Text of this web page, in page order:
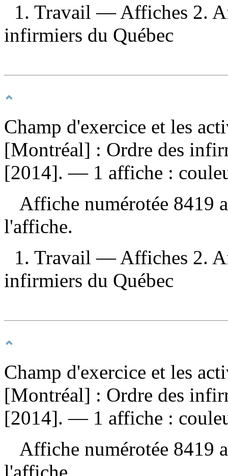
1. Travail — Affiches 2.
infirmiers du Québec
Champ d'exercice et les
[Montréal] : Ordre des
[2014]. — 1 affiche :
Affiche numérotée 8419
l'affiche.
1. Travail — Affiches 2.
infirmiers du Québec
Champ d'exercice et les
[Montréal] : Ordre des
[2014]. — 1 affiche :
Affiche numérotée 8419
l'affiche.